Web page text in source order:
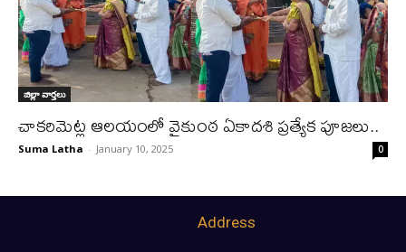
జిల్లా వార్త‌లు
చాకరిమెట్ల ఆలయంలో వైకుంఠ ఏకాదశి ప్రత్యేక పూజలు..
Suma Latha - January 10, 2025 0
Address